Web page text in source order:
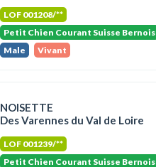
LOF 001208/**
Petit Chien Courant Suisse Bernois
Male
Vivant
NOISETTE
Des Varennes du Val de Loire
LOF 001239/**
Petit Chien Courant Suisse Bernois